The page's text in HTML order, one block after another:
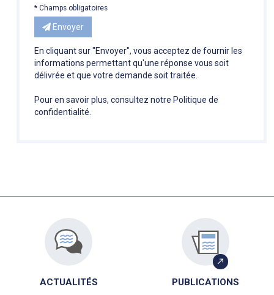
* Champs obligatoires
Envoyer
En cliquant sur "Envoyer", vous acceptez de fournir les
informations permettant qu'une réponse vous soit
délivrée et que votre demande soit traitée.
Pour en savoir plus, consultez notre Politique de
confidentialité.
ACTUALITÉS PUBLICATIONS